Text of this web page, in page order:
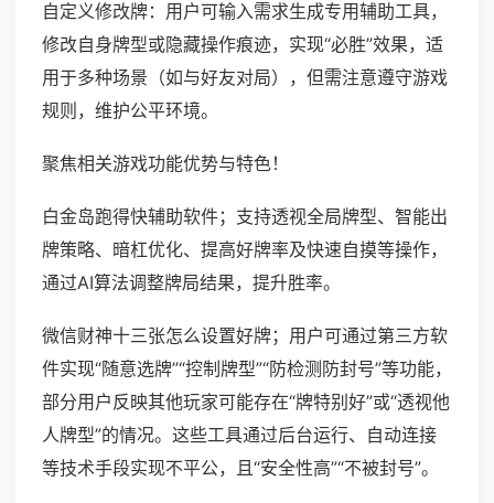
自定义修改牌：用户可输入需求生成专用辅助工具，
修改自身牌型或隐藏操作痕迹，实现“必胜”效果，适
用于多种场景（如与好友对局），但需注意遵守游戏
规则，维护公平环境。
聚焦相关游戏功能优势与特色！
白金岛跑得快辅助软件；支持透视全局牌型、智能出
牌策略、暗杠优化、提高好牌率及快速自摸等操作，
通过AI算法调整牌局结果，提升胜率。
微信财神十三张怎么设置好牌；用户可通过第三方软
件实现“随意选牌”“控制牌型”“防检测防封号”等功能，
部分用户反映其他玩家可能存在“牌特别好”或“透视他
人牌型”的情况。这些工具通过后台运行、自动连接
等技术手段实现不平公，且“安全性高”“不被封号”。